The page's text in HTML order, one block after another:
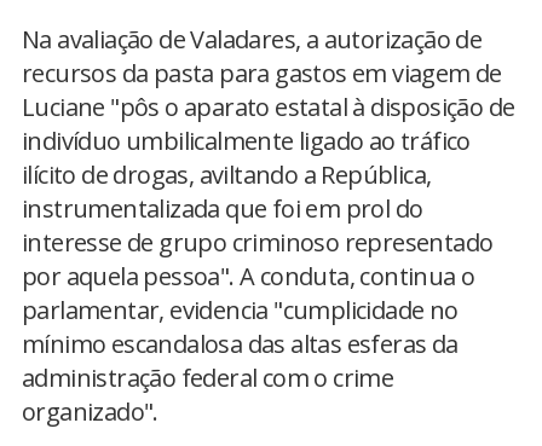
Na avaliação de Valadares, a autorização de
recursos da pasta para gastos em viagem de
Luciane "pôs o aparato estatal à disposição de
indivíduo umbilicalmente ligado ao tráfico
ilícito de drogas, aviltando a República,
instrumentalizada que foi em prol do
interesse de grupo criminoso representado
por aquela pessoa". A conduta, continua o
parlamentar, evidencia "cumplicidade no
mínimo escandalosa das altas esferas da
administração federal com o crime
organizado".